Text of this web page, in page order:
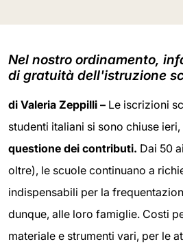
Nel nostro ordinamento,
di gratuità dell'istruzione
di Valeria Zeppilli – Le iscrizioni
studenti italiani si sono chiuse ieri,
questione dei contributi. Dai 50
oltre), le scuole continuano a
indispensabili per la
dunque, alle loro famiglie. Costi
materiale e strumenti vari, per le